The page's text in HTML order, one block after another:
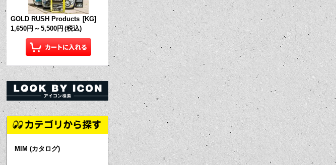
GOLD RUSH Products [KG]
1,650円 ～ 5,500円 (税込)
MIM (カタログ)